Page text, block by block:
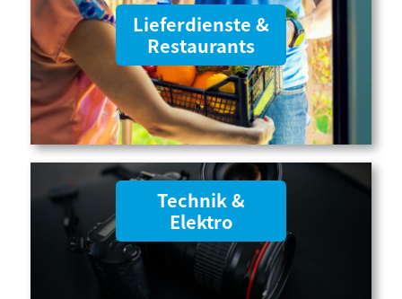
Lieferdienste &
Restaurants
Technik &
Elektro